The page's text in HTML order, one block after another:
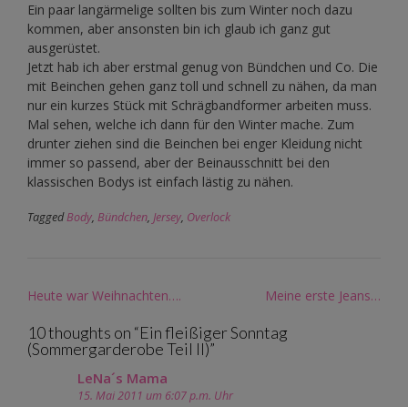
Ein paar langärmelige sollten bis zum Winter noch dazu
kommen, aber ansonsten bin ich glaub ich ganz gut
ausgerüstet.
Jetzt hab ich aber erstmal genug von Bündchen und Co. Die
mit Beinchen gehen ganz toll und schnell zu nähen, da man
nur ein kurzes Stück mit Schrägbandformer arbeiten muss.
Mal sehen, welche ich dann für den Winter mache. Zum
drunter ziehen sind die Beinchen bei enger Kleidung nicht
immer so passend, aber der Beinausschnitt bei den
klassischen Bodys ist einfach lästig zu nähen.
TaggedBody, Bündchen, Jersey, Overlock
Post
Heute war Weihnachten…. Meine erste Jeans…
10 thoughts on “Ein fleißiger Sonntag
(Sommergarderobe Teil II)”
LeNa´s Mama
15. Mai 2011 um 6:07 p.m. Uhr